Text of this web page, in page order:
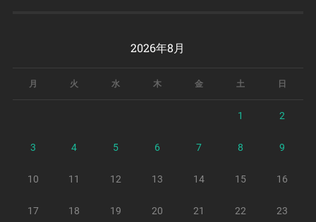
2026年8月
月 火 水 木 金 土 日
1 2
3 4 5 6 7 8 9
10 11 12 13 14 15 16
17 18 19 20 21 22 23